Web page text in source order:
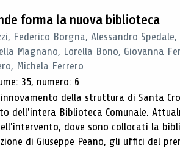
forma la nuova biblioteca
Federico Borgna, Alessandro
Magnano, Lorella Bono, Giovanna
Michela Ferrero
35, numero: 6
della struttura di Santa
dell'intera Biblioteca Comunale.
dove sono collocati la
di Giuseppe Peano, gli uffici del